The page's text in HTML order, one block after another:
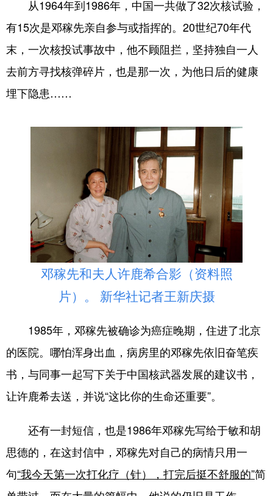
从1964年到1986年，中国一共做了32次核试验，
有15次是邓稼先亲自参与或指挥的。20世纪70年代
末，一次核投试事故中，他不顾阻拦，坚持独自一人
去前方寻找核弹碎片，也是那一次，为他日后的健康
埋下隐患……
邓稼先和夫人许鹿希合影（资料照
片）。 新华社记者王新庆摄
1985年，邓稼先被确诊为癌症晚期，住进了北京
的医院。哪怕浑身出血，病房里的邓稼先依旧奋笔疾
书，与同事一起写下关于中国核武器发展的建议书，
让许鹿希去送，并说“这比你的生命还重要”。
还有一封短信，也是1986年邓稼先写给于敏和胡
思德的，在这封信中，邓稼先对自己的病情只用一
句“我今天第一次打化疗（针），打完后挺不舒服的”简